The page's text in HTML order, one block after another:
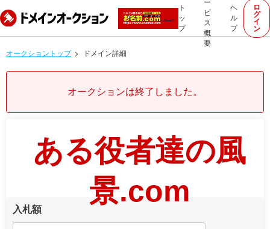
ト
ッ
プ
ー
ビ
ス
概
要
ヘ
ル
プ
ロ
グ
イ
ン
オークショントップ ドメイン詳細
オークションは終了しました。
ある役者達の風
景.com
入札額